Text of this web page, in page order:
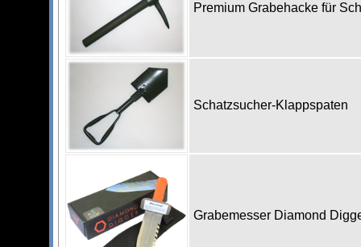
Premium Grabehacke für
Schatzsucher-Klappspaten
Grabemesser Diamond